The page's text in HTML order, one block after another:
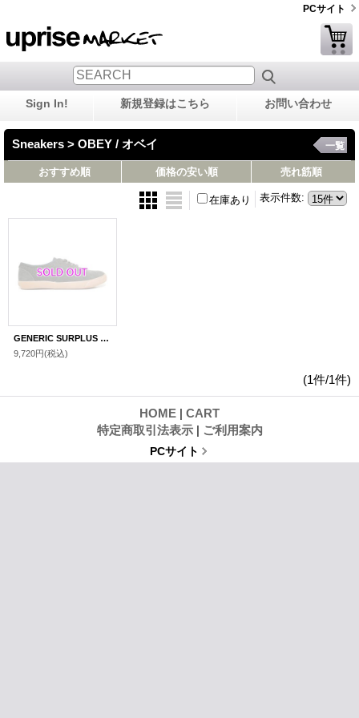
PCサイト
Sign In! 新規登録はこちら お問い合わせ
Sneakers > OBEY / オベイ 一覧
おすすめ順 価格の安い順 売れ筋順
表示件数:
在庫あり
GENERIC SURPLUS × OBEY BORSTAL
9,720円(税込)
(1件/1件)
HOME | CART
特定商取引法表示 | ご利用案内
PCサイト